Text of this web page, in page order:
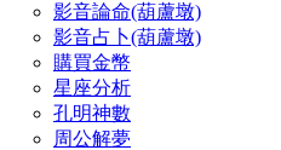
影音論命(葫蘆墩)
影音占卜(葫蘆墩)
購買金幣
星座分析
孔明神數
周公解夢